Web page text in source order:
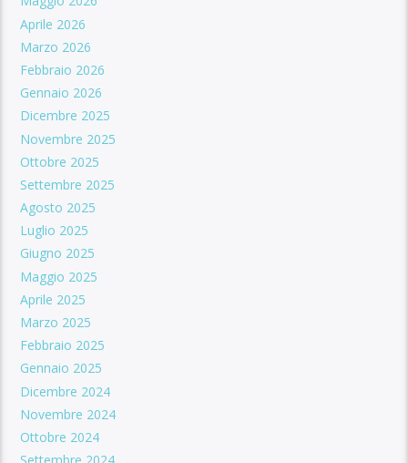
Aprile 2026
Marzo 2026
Febbraio 2026
Gennaio 2026
Dicembre 2025
Novembre 2025
Ottobre 2025
Settembre 2025
Agosto 2025
Luglio 2025
Giugno 2025
Maggio 2025
Aprile 2025
Marzo 2025
Febbraio 2025
Gennaio 2025
Dicembre 2024
Novembre 2024
Ottobre 2024